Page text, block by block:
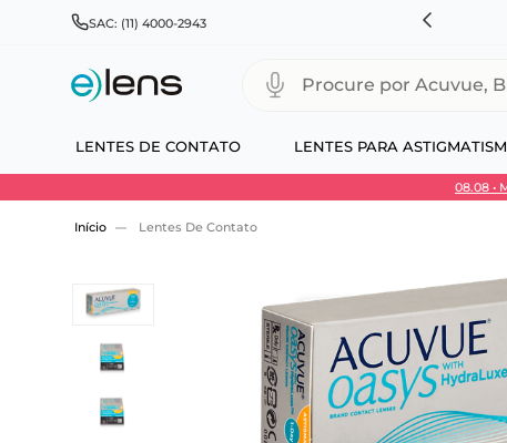
SAC: (11) 4000-2943
& JOHNSON, ALCON, BAUSCH+LOMB E COOPERVISION
LENTES DE CONTATO LENTES PARA
Procure por Acuvue, Biofinity,
08.08 •
Use 30HOJE e ganhe 30% OFF + economia
Lentes De Contato